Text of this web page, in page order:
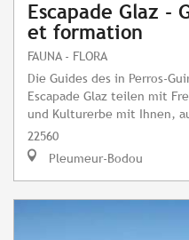
Escapade Glaz -
et formation
FAUNA - FLORA
Die Guides des in Perros-
Escapade Glaz teilen mit
und Kulturerbe mit Ihnen,
22560
Pleumeur-Bodou